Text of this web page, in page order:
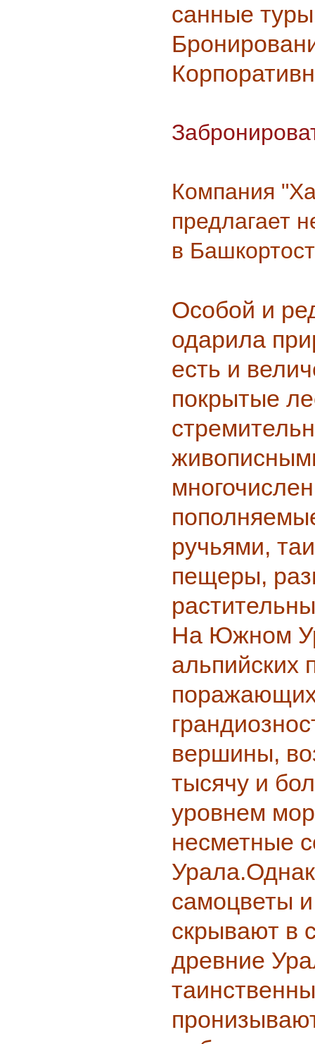
санные
Компания
предлагает
в
Особой и
одарила
есть и
покрытые
ручьями,
пещеры,
На Южном
альпийских
вершины,
тысячу и
уровнем
несметные
самоцветы
скрывают в
древние